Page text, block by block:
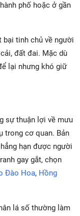
phố hoặc ở gần
bại tinh chủ về người
đất đai. Mặc dù
lại nhưng khó giữ
sự thuận lợi về mưu
trong cơ quan. Bản
hạn được người
gay gắt, chọn
Đào Hoa, Hồng
lá số thường làm